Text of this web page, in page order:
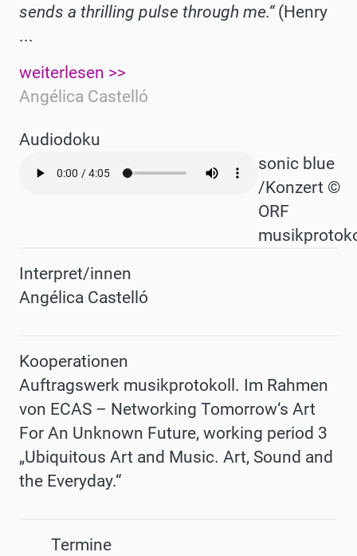
sends a thrilling pulse through me.“(Henry
...
weiterlesen >>
Angélica Castelló
Audiodoku
Audio
sonic blue
/Konzert ©
ORF
Interpret/innen
Angélica Castelló
Kooperationen
Auftragswerk musikprotokoll. Im Rahmen
von ECAS – Networking Tomorrow‘s Art
For An Unknown Future, working period 3
„Ubiquitous Art and Music. Art, Sound and
the Everyday.“
Termine